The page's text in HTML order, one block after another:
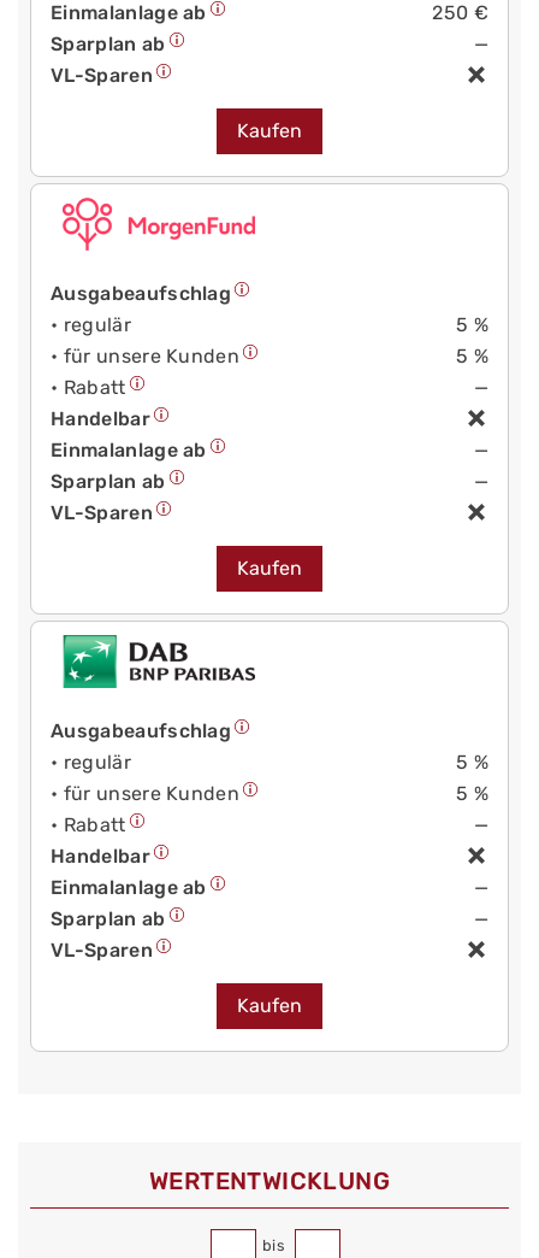
Einmalanlage ab
250 €
Sparplan ab
—
VL-Sparen
Kaufen
Ausgabeaufschlag
• regulär
5 %
• für unsere Kunden
5 %
• Rabatt
—
Handelbar
Einmalanlage ab
—
Sparplan ab
—
VL-Sparen
Kaufen
Ausgabeaufschlag
• regulär
5 %
• für unsere Kunden
5 %
• Rabatt
—
Handelbar
Einmalanlage ab
—
Sparplan ab
—
VL-Sparen
Kaufen
WERT­ENTWICKLUNG
bis